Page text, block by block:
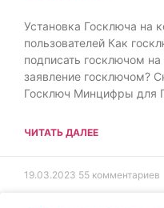
Установка Госключа на
пользователей Как
подписать госключом
заявление госключом?
Госключ Минцифры для
ЧИТАТЬ ДАЛЕЕ
19.03.2023 55 комментариев